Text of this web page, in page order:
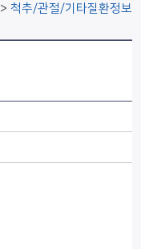
척추/관절/기타질환정보